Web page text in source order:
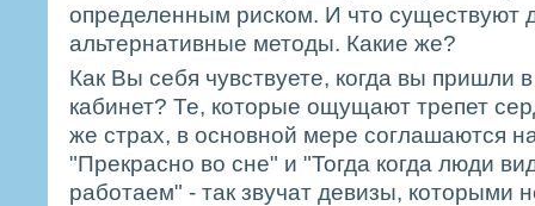
определенным риском. И что существуют
альтернативные методы. Какие же?
Как Вы себя чувствуете, когда вы пришли
кабинет? Те, которые ощущают трепет
же страх, в основной мере соглашаются
"Прекрасно во сне" и "Тогда когда люди
работаем" - так звучат девизы, которыми